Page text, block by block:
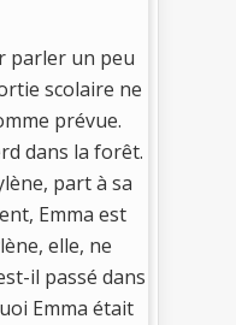
parler un peu
scolaire ne
prévue.
dans la forêt.
part à sa
Emma est
elle, ne
il passé dans
Emma était